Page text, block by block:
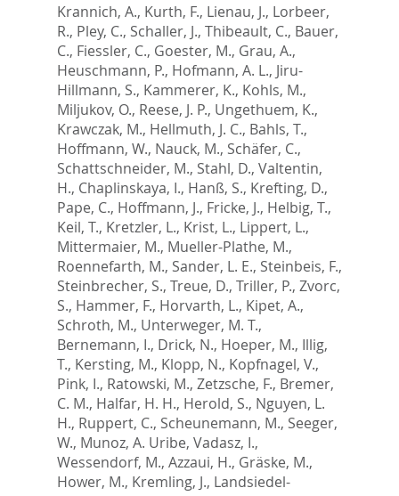
Krannich, A., Kurth, F., Lienau, J., Lorbeer,
R., Pley, C., Schaller, J., Thibeault, C., Bauer,
C., Fiessler, C., Goester, M., Grau, A.,
Heuschmann, P., Hofmann, A. L., Jiru-
Hillmann, S., Kammerer, K., Kohls, M.,
Miljukov, O., Reese, J. P., Ungethuem, K.,
Krawczak, M., Hellmuth, J. C., Bahls, T.,
Hoffmann, W., Nauck, M., Schäfer, C.,
Schattschneider, M., Stahl, D., Valtentin,
H., Chaplinskaya, I., Hanß, S., Krefting, D.,
Pape, C., Hoffmann, J., Fricke, J., Helbig, T.,
Keil, T., Kretzler, L., Krist, L., Lippert, L.,
Mittermaier, M., Mueller-Plathe, M.,
Roennefarth, M., Sander, L. E., Steinbeis, F.,
Steinbrecher, S., Treue, D., Triller, P., Zvorc,
S., Hammer, F., Horvarth, L., Kipet, A.,
Schroth, M., Unterweger, M. T.,
Bernemann, I., Drick, N., Hoeper, M., Illig,
T., Kersting, M., Klopp, N., Kopfnagel, V.,
Pink, I., Ratowski, M., Zetzsche, F., Bremer,
C. M., Halfar, H. H., Herold, S., Nguyen, L.
H., Ruppert, C., Scheunemann, M., Seeger,
W., Munoz, A. Uribe, Vadasz, I.,
Wessendorf, M., Azzaui, H., Gräske, M.,
Hower, M., Kremling, J., Landsiedel-